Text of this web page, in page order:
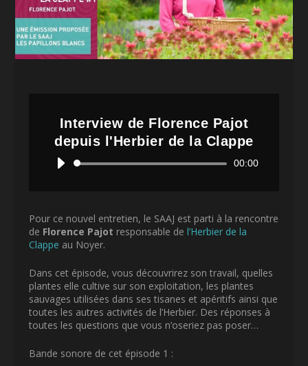
Interview de Florence Pajot
depuis l'Herbier de la Clappe
Lecteur
00:00
Pour ce nouvel entretien, le SAAJ est parti à la rencontre
de Florence Pajot responsable del’Herbier de la
Clappe au Noyer.
Dans cet épisode, vous découvrirez son travail, quelles
plantes elle cultive sur son exploitation, les plantes
sauvages utilisées dans ses tisanes et apéritifs ainsi que
toutes les autres activités de l’Herbier. Des réponses à
toutes les questions que vous n’oseriez pas poser…
Bande sonore de cet épisode 1 :